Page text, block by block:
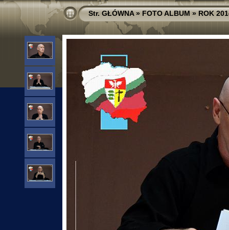
Str. GŁÓWNA»FOTO ALBUM»ROK